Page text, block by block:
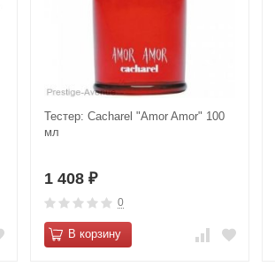
Тестер: Cacharel "Amor Amor" 100
мл
1 408 ₽
0
В корзину